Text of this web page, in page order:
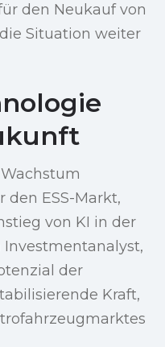
den Neukauf von
Situation weiter
ESS-Markt,
von KI in der
Investmentanalyst,
der
Kraft,